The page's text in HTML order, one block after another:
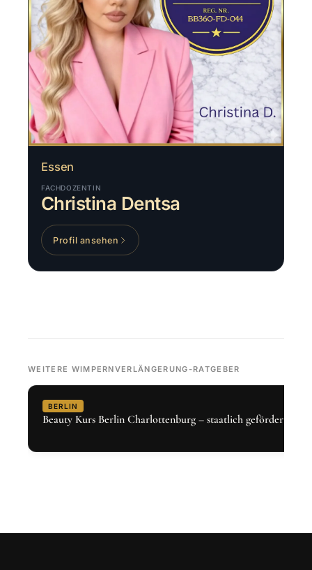
Essen
FACHDOZENTIN
Christina Dentsa
Profil ansehen
WEITERE WIMPERNVERLÄNGERUNG-RATGEBER
BERLIN
Beauty Kurs Berlin Charlottenburg – staatlich gefördert 2026